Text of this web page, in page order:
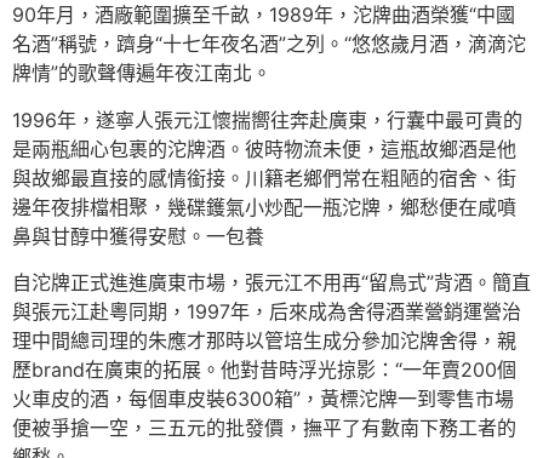
90年月，酒廠範圍擴至千畝，1989年，沱牌曲酒榮獲“中國
名酒”稱號，躋身“十七年夜名酒”之列。“悠悠歲月酒，滴滴沱
牌情”的歌聲傳遍年夜江南北。
1996年，遂寧人張元江懷揣嚮往奔赴廣東，行囊中最可貴的
是兩瓶細心包裹的沱牌酒。彼時物流未便，這瓶故鄉酒是他
與故鄉最直接的感情銜接。川籍老鄉們常在粗陋的宿舍、街
邊年夜排檔相聚，幾碟鑊氣小炒配一瓶沱牌，鄉愁便在咸噴
鼻與甘醇中獲得安慰。一包養
自沱牌正式進進廣東市場，張元江不用再“留鳥式”背酒。簡直
與張元江赴粵同期，1997年，后來成為舍得酒業營銷運營治
理中間總司理的朱應才那時以管培生成分參加沱牌舍得，親
歷brand在廣東的拓展。他對昔時浮光掠影：“一年賣200個
火車皮的酒，每個車皮裝6300箱”，黃標沱牌一到零售市場
便被爭搶一空，三五元的批發價，撫平了有數南下務工者的